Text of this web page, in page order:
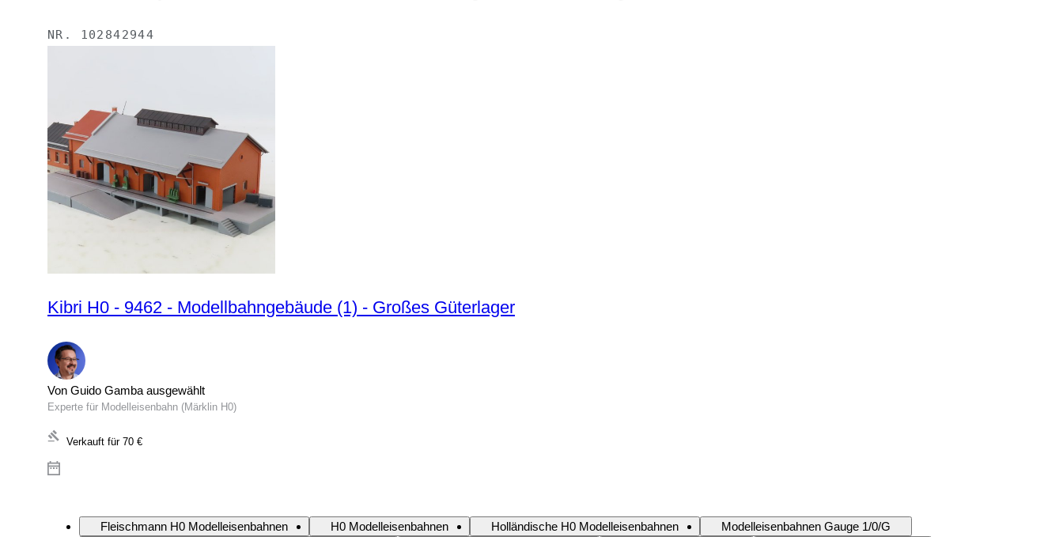
NR. 102842944
Kibri H0 - 9462 - Modellbahngebäude (1) - Großes Güterlager
Von Guido Gamba ausgewählt
Experte für Modelleisenbahn (Märklin H0)
Verkauft für 70 €
Fleischmann H0 Modelleisenbahnen H0 Modelleisenbahnen Holländische H0 Modelleisenbahnen
Modelleisenbahnen Gauge 1/0/G